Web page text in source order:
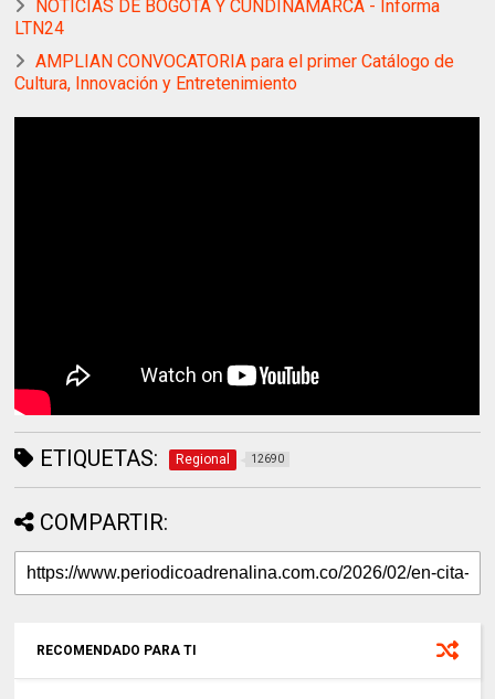
NOTICIAS DE BOGOTÁ Y CUNDINAMARCA - Informa
LTN24
AMPLIAN CONVOCATORIA para el primer Catálogo de
Cultura, Innovación y Entretenimiento
ETIQUETAS: Regional 12690
COMPARTIR:
RECOMENDADO PARA TI